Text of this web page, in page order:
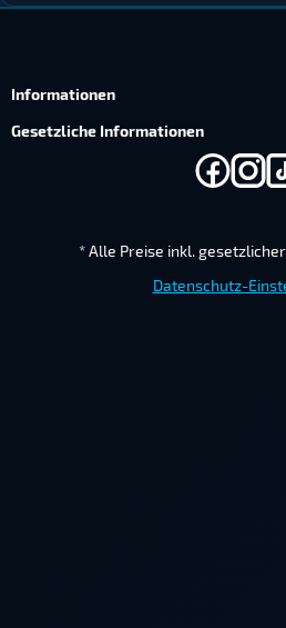
Informationen
Gesetzliche Informationen
*Alle Preise inkl. gesetzlicher
Datenschutz-